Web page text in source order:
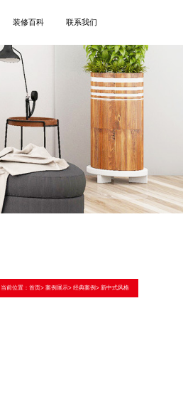
装修百科 联系我们
当前位置： 首页> 案例展示> 经典案例> 新中式风格